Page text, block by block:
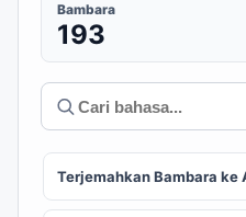
Bambara
193
Terjemahkan Bambara ke